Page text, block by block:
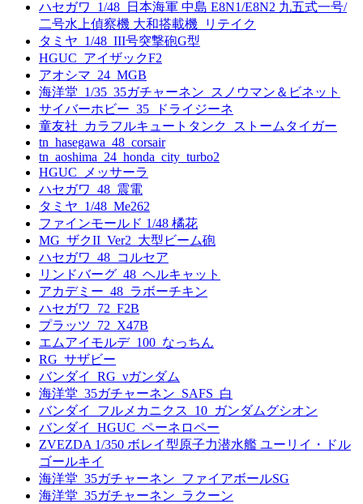
ハセガワ_1/48_日本海軍 中島 E8N1/E8N2 九五式一号/
二号水上偵察機 大和搭載機_リテイク
タミヤ_1/48_III号突撃砲G型
HGUC_アイザックF2
アオシマ_24_MGB
海洋堂_1/35_35ガチャーネン_スノウマン＆ビネット
サイバーホビー_35_ドライジーネ
童友社_カラフルキュートタンク_ストームタイガー
tn_hasegawa_48_corsair
tn_aoshima_24_honda_city_turbo2
HGUC_メッサーラ
ハセガワ_48_震電
タミヤ_1/48_Me262
ファインモールド 1/48 橘花
MG_ザクII_Ver2_大型ビーム砲
ハセガワ_48_コルセア
リンドバーグ_48_ヘルキャット
アカデミー_48_ラボーチキン
ハセガワ_72_F2B
プラッツ_72_X47B
エムアイモルデ_100_なっちん
RG_サザビー
バンダイ_RG_νガンダム
海洋堂_35ガチャーネン_SAFS_白
バンダイ_フルメカニクス_10_ガンダムグシオン
バンダイ_HGUC_ペーネロペー
ZVEZDA 1/350 ボレイ型原子力潜水艦 ユーリイ・ドル
ゴールキイ
海洋堂_35ガチャーネン_ファイアボールSG
海洋堂_35ガチャーネン_ラクーン